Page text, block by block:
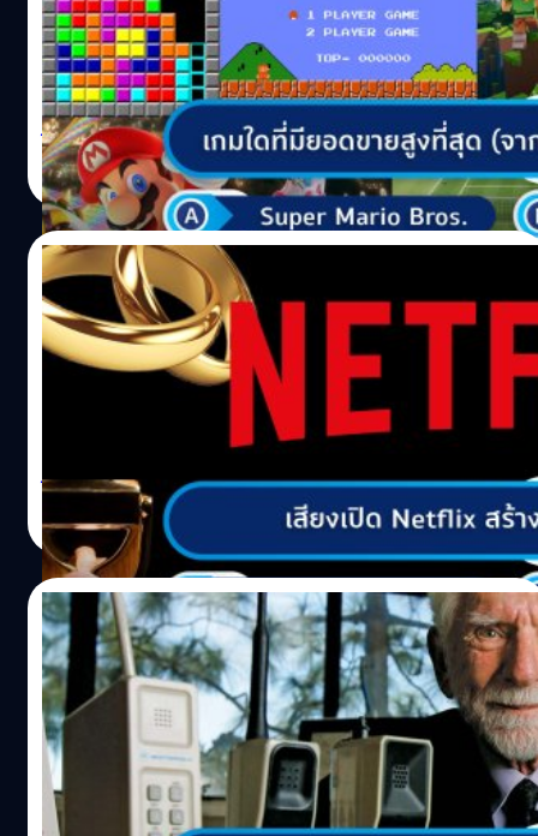
เกมใดที่มียอดขายสูงที่สุด (จากทุกแพลตฟอร์มรวมกัน)
A.Super Mario Bros.B.MinecraftC.TetrisD.Wii Sports คำ
ตอบ: C ‘Tetris เตตริส (Tetris) หรือเกมเรียงตัวบล็อกที่ตกลง
มา เปิดตัวครั้งแรกในปี 1984 หลายคนน่าจะผ่านตาหรือเคย
เล่นกันมาบ้าง เกมนี้สร้างโดย อเล็กซีย์ พาจิทนอฟ (Alexey
Pajitnov) โปรแกรมเมอร์ชาวรัสเซีย ย้อนกลับไปตอนที่เกมนี้
ถือกำเนิดขึ้น สมัยนั้นพาจิทนอฟได้ทำงานอยู่ในสถาบันวิจัย
ทางวิทยาศาสตร์ของสหภาพโซเวียต และอยู่ในช่วงได้รับโปร
เจกต์ทดสอบคอมพิวเตอร์รูปแบบใหม่คือ ‘Electronika 60’
ในระหว่างนั่งทดสอบระบบอยู่นั้นเอง พาจิทนอฟที่รู้สึกว่าง ๆ ก็
นึกสนุกอยากจะสร้างเกมง่าย ๆ ขึ้นมาคลายเครียดและเล่นฆ่า
เวลา ต่อมาเขาจึงพัฒนาเกมขึ้นมาจากไอเดียของเกมที่เขาเคย
เล่นในวัยเด็ก และบวกกับแนวคิดเลขของชาวกรีก นั่นคือ ‘เต
ตระ’ ที่หมายถึงเลข 4 ซึ่งอุปมาได้ว่าเป็นชิ้นส่วนของบล็อกทั้ง 4
ด้านนั่นเอง สุดท้ายก็ได้เกมออกมาเป็นเตตริสอย่างที่เราได้เล่น
กันในปัจจุบัน “ผมไม่สามารถหยุดตัวเองจากการเล่นเกม
เวอร์ชันต้นแบบนี้ได้เลย เพราะมันน่าดึงดูดมาก ที่จะรวมรูปร่าง
รูปทรงในนั้นให้เข้าด้วยกันได้” พาจิทนอฟเล่าย้อนความหลัง
พอทำไปทำมาแล้วเข้าท่าดี ต่อมาเขาจึงนำเกมนี้ไปเสนอให้
ค่ายเกมดัง ๆ หลายแห่ง ให้ช่วยจัดจำหน่าย ผลคือไม่นานหลัง
จากเปิดตัวในวันที่ 6 มิถุนายน…
วิทวัส ปัญญาเลิศวุฒิ | 1718 days ago
Read More
15/11/2021
เสียงเปิด Netflix สร้างมาจากเสียงอะไร?
หลายคนต้องเคยดู Netflix แน่นอน และต้องคุ้นเคยเสียงที่มา
พร้อมกับโลโก้ คำถามคือ... เสียงเปิด Netflix สร้างมาจาก
เสียงอะไร A.เสียงแพะB.แหวนเคาะตู้ C.คนเคาะ
ประตูD.โทรศัพท์ตกจากพื้น คำตอบก็คือข้อ: B ‘แหวนเคาะตู้’
เสียงเปิดตัวโลโก้ Netflix น่าจะเป็นเสียงที่หลายคนคุ้นชินไม่
แพ้กับเสียงสิงโตของ MGM หรือเสียงดอกไม้ไฟบนปราสาท
ดิสนีย์ แต่เชื่อหรือไม่ก่อนที่จะได้เสียงที่ชื่อว่า 'ทาดาม' (ta-
dum) ทางเน็ตฟลิกซ์เกือบจะนำเสียงของแพะมาใช้เป็นเสียง
อินโทรแล้ว หลายปีก่อน ท็อดด์ เยลลิน (Tod Yellin) รอง
ประธานฝ่ายผลิตภัณฑ์ของ Netflix คือผู้รับหน้าที่คิดเสียงอิน
โทรนี้ ทีแรกเขาพยายามหาเสียงมาให้บอร์ดเลือกเป็นสิบ ๆ
เสียง แต่ก็เลือกกันไม่ได้สักที สุดท้ายเขาจึงไปขอความร่วมมือ
จาก ลอน เบนเดอร์ (Lon Bender) sound editor เจ้าของ
รางวัลออสการ์จากเรื่อง Braveheart ให้มาช่วยสร้างเสียงอิน
โทรเจ้าปัญหานี้ เบนเดอร์เริ่มต้นจากการพยายามหาเสียง
แปลก ๆ ไล่ตั้งแต่เสียงอุปกรณ์ถ่ายหนัง เสียงกล่องเพลง เสียง
ประตู เรียกได้ว่าหาไปเรื่อย จนบังเอิญไปพบกับเสียงแหวน
วิทวัส ปัญญาเลิศวุฒิ| 1725 days ago
Read More
08/11/2021
โทรศัพท์มือถือเครื่องแรกของโลก ถูกทดลอง
โทรหาใครเป็นคนแรก?
คำถาม: โทรศัพท์มือถือเครื่องแรกของโลก ถูกทดลองโทรหา
ใครเป็นคนแรก? A.ภรรยาของนักประดิษฐ์B.ประธานบริษัท
MotorolaC.หัวหน้าวิศวกรที่ AT&T D.นักข่าวที่ The New York